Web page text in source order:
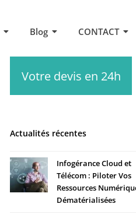
Blog CONTACT
Votre devis en 24h
Actualités récentes
Infogérance Cloud et
Télécom : Piloter Vos
Ressources
Dématérialisées